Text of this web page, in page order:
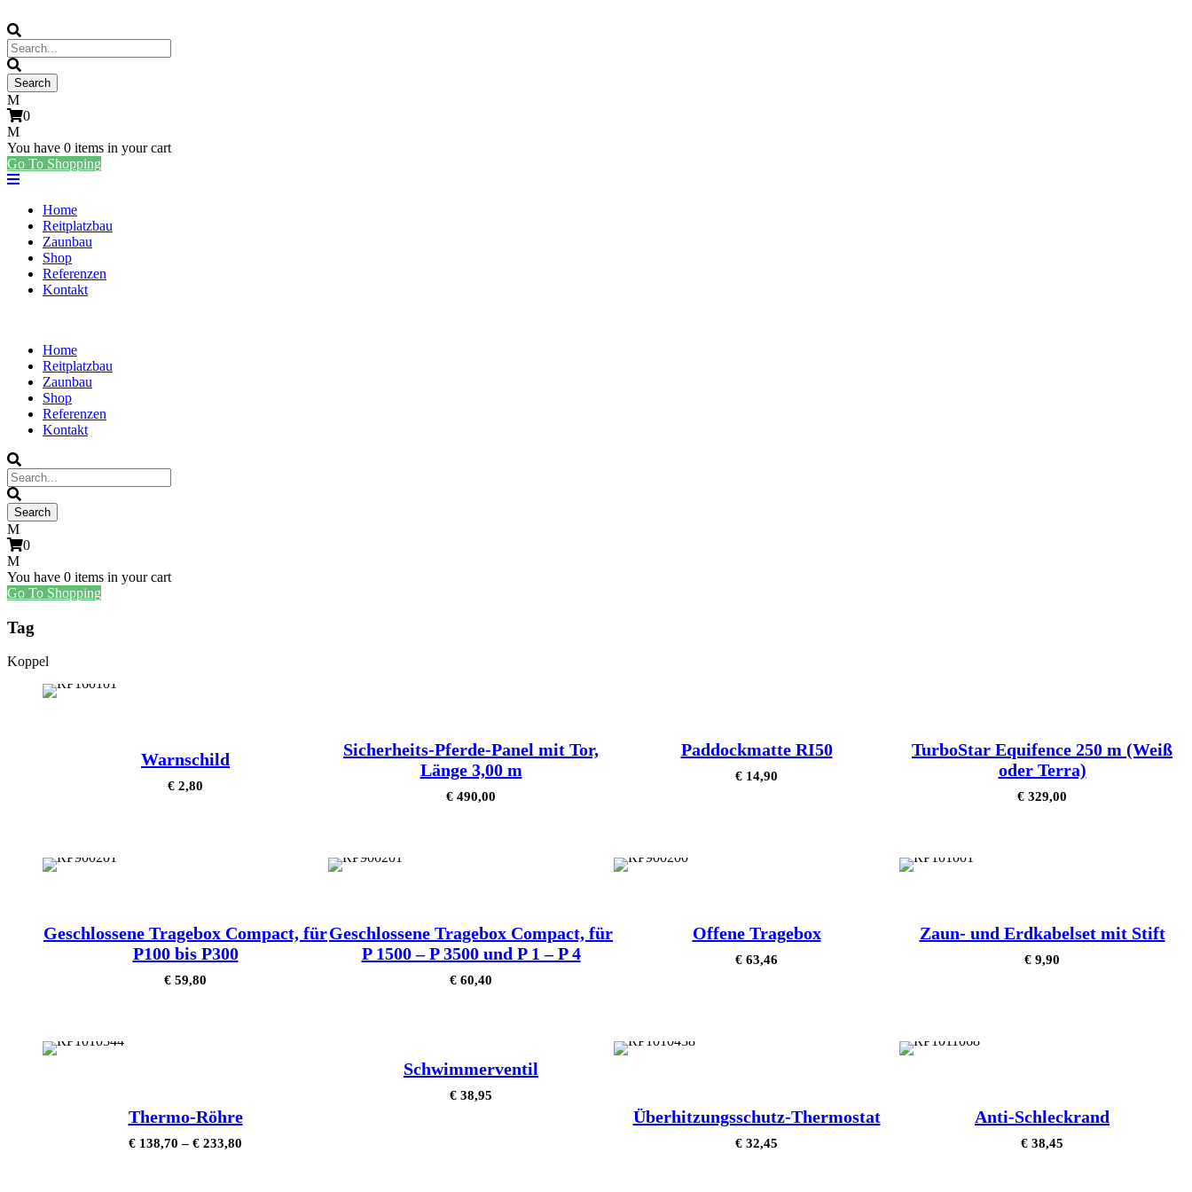
0
You have 0 items in your cart
Go To Shopping
Home
Reitplatzbau
Zaunbau
Shop
Referenzen
Kontakt
Home
Reitplatzbau
Zaunbau
Shop
Referenzen
Kontakt
0
You have 0 items in your cart
Go To Shopping
Tag
Koppel
Warnschild
€ 2,80
Sicherheits-Pferde-Panel mit Tor,
Länge 3,00 m
€ 490,00
Paddockmatte RI50
€ 14,90
TurboStar Equifence 250 m (Weiß
oder Terra)
€ 329,00
Geschlossene Tragebox Compact, für
P100 bis P300
€ 59,80
Geschlossene Tragebox Compact, für
P 1500 – P 3500 und P 1 – P 4
€ 60,40
Offene Tragebox
€ 63,46
Zaun- und Erdkabelset mit Stift
€ 9,90
Thermo-Röhre
€ 138,70 – € 233,80
Schwimmerventil
€ 38,95
Überhitzungsschutz-Thermostat
€ 32,45
Anti-Schleckrand
€ 38,45